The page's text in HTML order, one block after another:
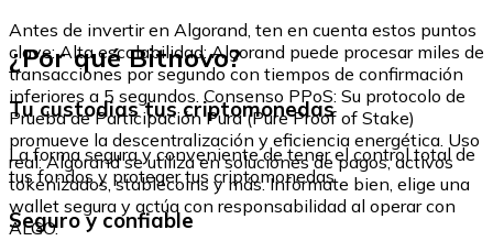
Antes de invertir en Algorand, ten en cuenta estos puntos
clave: Alta escalabilidad: Algorand puede procesar miles de
transacciones por segundo con tiempos de confirmación
inferiores a 5 segundos. Consenso PPoS: Su protocolo de
Prueba de Participación Pura (Pure Proof of Stake)
promueve la descentralización y eficiencia energética. Uso
real: Algorand se utiliza en soluciones de pagos, activos
tokenizados, stablecoins y más. Infórmate bien, elige una
wallet segura y actúa con responsabilidad al operar con
ALGO.
¿Por qué Bitnovo?
Tu custodias tus criptomonedas
La forma segura y conveniente de tener el control total de
tus fondos y proteger tus criptomonedas.
Seguro y confiable